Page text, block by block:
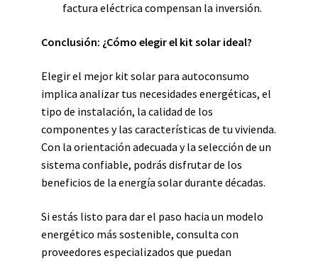
factura eléctrica compensan la inversión.
Conclusión: ¿Cómo elegir el kit solar ideal?
Elegir el mejor kit solar para autoconsumo
implica analizar tus necesidades energéticas, el
tipo de instalación, la calidad de los
componentes y las características de tu vivienda.
Con la orientación adecuada y la selección de un
sistema confiable, podrás disfrutar de los
beneficios de la energía solar durante décadas.
Si estás listo para dar el paso hacia un modelo
energético más sostenible, consulta con
proveedores especializados que puedan